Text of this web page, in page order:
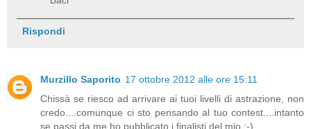
Rispondi
Murzillo Saporito 17 ottobre 2012 alle ore 15:11
Chissà se riesco ad arrivare ai tuoi livelli di astrazione, non
credo....comunque ci sto pensando al tuo contest....intanto
se passi da me ho pubblicato i finalisti del mio ;-)